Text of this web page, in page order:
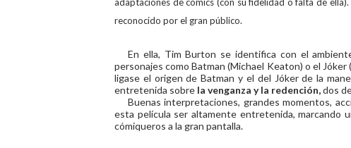
reconocido por el gran público.
En ella, Tim Burton se identifica con el
personajes como Batman (Michael Keaton) o el
ligase el origen de Batman y el del Jóker de la
entretenida sobre la venganza y la redención,dos
Buenas interpretaciones, grandes momentos,
esta película ser altamente entretenida, marcando
cómiqueros a la gran pantalla.